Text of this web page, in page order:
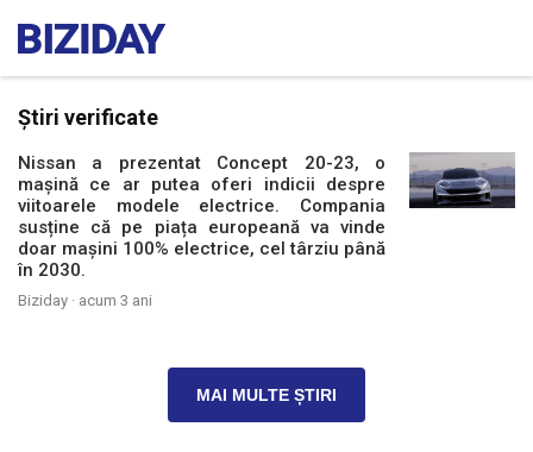
Știri verificate
Nissan a prezentat Concept 20-23, o
mașină ce ar putea oferi indicii despre
viitoarele modele electrice. Compania
susține că pe piața europeană va vinde
doar mașini 100% electrice, cel târziu până
în 2030.
Biziday · acum 3 ani
MAI MULTE ȘTIRI